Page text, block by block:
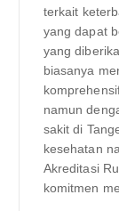
terkait
yang dapat
yang
biasanya
namun
sakit di
kesehatan
Akreditasi
komitmen